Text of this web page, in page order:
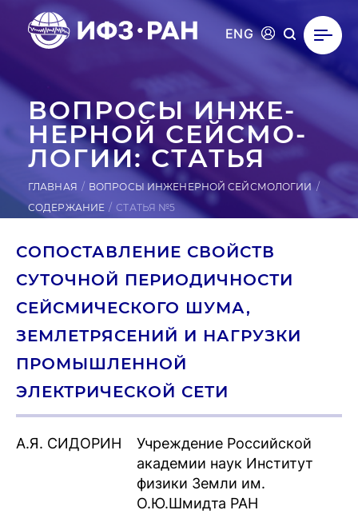
ENG
ВОПРОСЫ ИН­ЖЕ­
НЕР­НОЙ СЕЙ­СМО­
ЛОГИИ: СТАТЬЯ
ГЛАВНАЯ
ВОПРОСЫ ИНЖЕНЕРНОЙ СЕЙСМОЛОГИИ
СОДЕРЖАНИЕ
СТАТЬЯ №5
СОПОСТАВЛЕНИЕ СВОЙСТВ
СУТОЧНОЙ ПЕРИОДИЧНОСТИ
СЕЙСМИЧЕСКОГО ШУМА,
ЗЕМЛЕТРЯСЕНИЙ И НАГРУЗКИ
ПРОМЫШЛЕННОЙ
ЭЛЕКТРИЧЕСКОЙ СЕТИ
А.Я. СИДОРИН
Учреждение Российской
академии наук Институт
физики Земли им.
О.Ю.Шмидта РАН